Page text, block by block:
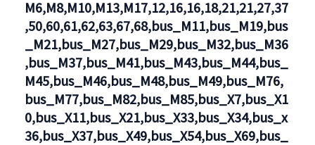
auf
den
Linien
M6,M8,M10,M13,M17,12,16,16,18,21,21,27,37
,50,60,61,62,63,67,68,bus_M11,bus_M19,bus
_M21,bus_M27,bus_M29,bus_M32,bus_M36
,bus_M37,bus_M41,bus_M43,bus_M44,bus_
M45,bus_M46,bus_M48,bus_M49,bus_M76,
bus_M77,bus_M82,bus_M85,bus_X7,bus_X1
0,bus_X11,bus_X21,bus_X33,bus_X34,bus_x
36,bus_X37,bus_X49,bus_X54,bus_X69,bus_